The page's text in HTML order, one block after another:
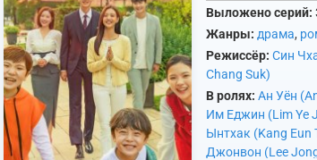
Выложено серий:
Жанры: драма,
Режиссёр: Син
Chang Suk)
В ролях: Ан Уён
Им Еджин (Lim Ye
Ынтхак (Kang Eun
Джонвон (Lee